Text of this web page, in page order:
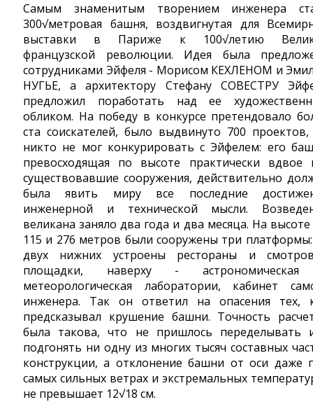
Самым знаменитым творением инженера
300√метровая башня, воздвигнутая для
выставки в Париже к 100√летию
французской революции. Идея была
сотрудниками Эйфеля - Морисом КЕХЛЕНОМ и
НУГЬЕ, а архитектору Стефану СОВЕСТРУ
предложил поработать над ее
обликом. На победу в конкурсе претендовало
ста соискателей, было выдвинуто 700
никто не мог конкурировать с Эйфелем: его
превосходящая по высоте практически вдвое
существовавшие сооружения, действительно
была явить миру все последние
инженерной и технической мысли.
великана заняло два года и два месяца. На высоте
115 и 276 метров были сооружены три
двух нижних устроены рестораны и
площадки, наверху -
метеорологическая лаборатории, кабинет
инженера. Так он ответил на опасения тех,
предсказывал крушение башни. Точность
была такова, что не пришлось переделывать
подгонять ни одну из многих тысяч составных
конструкции, а отклонение башни от оси даже
самых сильных ветрах и экстремальных
не превышает 12√18 см.